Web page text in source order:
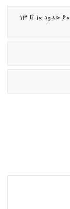
توضیحات: جنس پنبه لاکرا عااالی سایز 60.65 حدود 10 تا 13